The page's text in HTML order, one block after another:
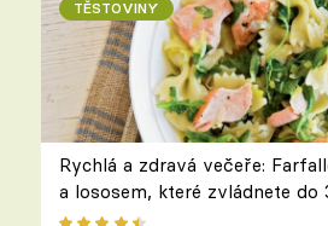
TĚSTOVINY
Rychlá a zdravá večeře:
a lososem, které zvládnete do